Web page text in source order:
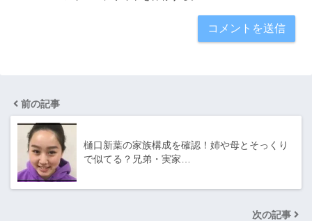
前の記事
樋口新葉の家族構成を確認！姉や母とそっくり
で似てる？兄弟・実家…
次の記事